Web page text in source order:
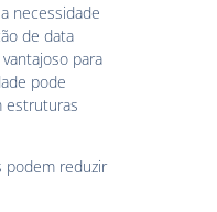
necessidade
de data
para
pode
estruturas
podem reduzir